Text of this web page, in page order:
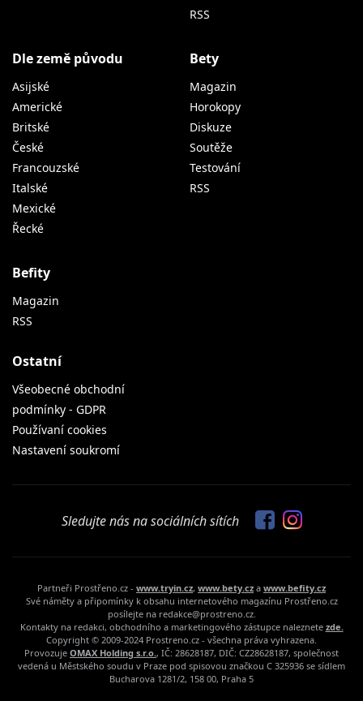
RSS
Dle země původu
Asijské
Americké
Britské
České
Francouzské
Italské
Mexické
Řecké
Bety
Magazin
Horokopy
Diskuze
Soutěže
Testování
RSS
Befity
Magazin
RSS
Ostatní
Všeobecné obchodní
podmínky - GDPR
Používaní cookies
Nastavení soukromí
Sledujte nás na sociálních sítích
Partneři Prostřeno.cz - www.tryin.cz, www.bety.cz a www.befity.cz
Své náměty a připomínky k obsahu internetového magazínu Prostřeno.cz
posílejte na redakce@prostreno.cz.
Kontakty na redakci, obchodního a marketingového zástupce naleznete zde.
Copyright © 2009-2024 Prostreno.cz - všechna práva vyhrazena.
Provozuje OMAX Holding s.r.o., IČ: 28628187, DIČ: CZ28628187, společnost
vedená u Městského soudu v Praze pod spisovou značkou C 325936 se sídlem
Bucharova 1281/2, 158 00, Praha 5